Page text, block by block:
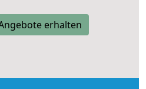
erhalten